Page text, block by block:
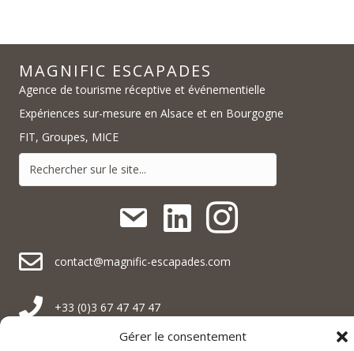
Gérer le consentement
MAGNIFIC ESCAPADES
Agence de tourisme réceptive et événementielle
Expériences sur-mesure en Alsace et en Bourgogne
FIT, Groupes, MICE
contact@magnific-escapades.com
contact@magnific-escapades.com
contact@magnific-escapades.com
+33 (0)3 67 47 47 47
16A rue du Général Baegert | 67210 Obernai, France